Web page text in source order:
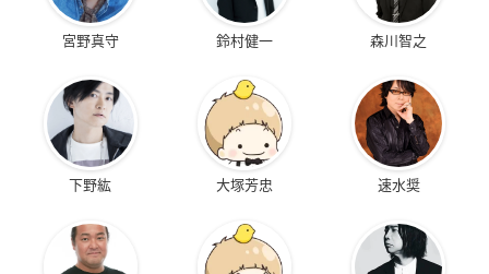
宮野真守 鈴村健一 森川智之
下野紘 大塚芳忠 速水奨